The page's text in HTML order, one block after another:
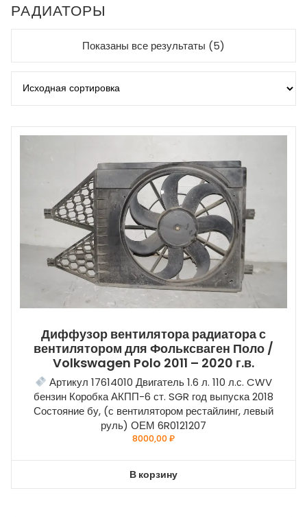
РАДИАТОРЫ
Показаны все результаты (5)
Диффузор вентилятора радиатора с
вентилятором для Фольксваген Поло /
Volkswagen Polo 2011 – 2020 г.в.
Артикул 17614010 Двигатель 1.6 л. 110 л.с. CWV
бензин Коробка АКПП-6 ст. SGR год выпуска 2018
Состояние бу, (с вентилятором рестайлинг, левый
руль) ОЕМ 6R0121207
8000,00₽
В корзину